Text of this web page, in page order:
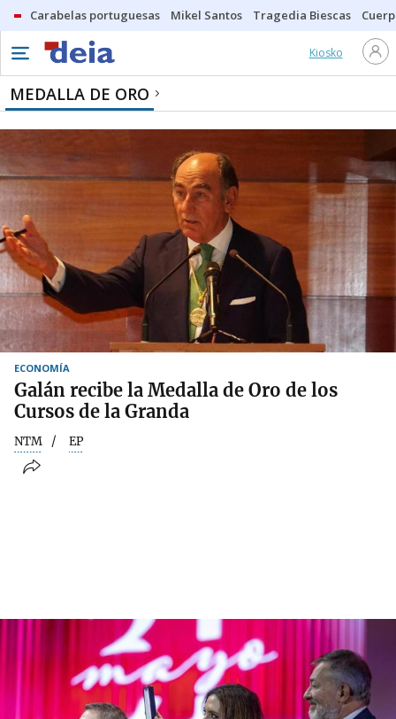
Carabelas portuguesas Mikel Santos Tragedia Biescas
Kiosko
MEDALLA DE ORO
ECONOMÍA
Galán recibe la Medalla de Oro de los
Cursos de la Granda
NTM EP